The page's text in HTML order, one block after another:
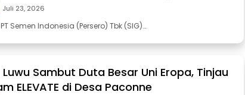
Juli 23, 2026
PT Semen Indonesia (Persero) Tbk (SIG)…
Luwu Sambut Duta Besar Uni Eropa, Tinjau
ELEVATE di Desa Paconne